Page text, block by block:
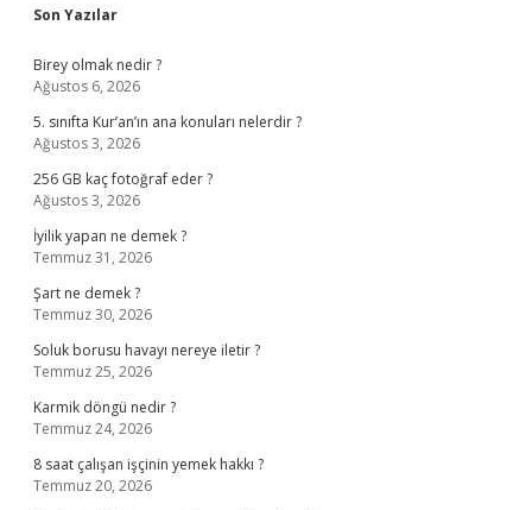
Sidebar
Son Yazılar
Birey olmak nedir ?
Ağustos 6, 2026
5. sınıfta Kur’an’ın ana konuları nelerdir ?
Ağustos 3, 2026
256 GB kaç fotoğraf eder ?
Ağustos 3, 2026
İyilik yapan ne demek ?
Temmuz 31, 2026
Şart ne demek ?
Temmuz 30, 2026
Soluk borusu havayı nereye iletir ?
Temmuz 25, 2026
Karmik döngü nedir ?
Temmuz 24, 2026
8 saat çalışan işçinin yemek hakkı ?
Temmuz 20, 2026